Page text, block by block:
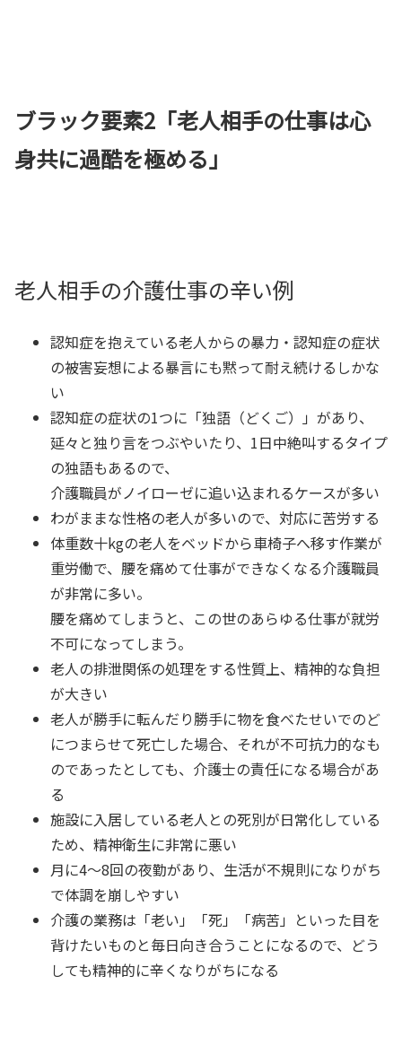
ブラック要素2「老人相手の仕事は心
身共に過酷を極める」
老人相手の介護仕事の辛い例
認知症を抱えている老人からの暴力・認知症の症状
の被害妄想による暴言にも黙って耐え続けるしかな
い
認知症の症状の1つに「独語（どくご）」があり、
延々と独り言をつぶやいたり、1日中絶叫するタイプ
の独語もあるので、
介護職員がノイローゼに追い込まれるケースが多い
わがままな性格の老人が多いので、対応に苦労する
体重数十kgの老人をベッドから車椅子へ移す作業が
重労働で、腰を痛めて仕事ができなくなる介護職員
が非常に多い。
腰を痛めてしまうと、この世のあらゆる仕事が就労
不可になってしまう。
老人の排泄関係の処理をする性質上、精神的な負担
が大きい
老人が勝手に転んだり勝手に物を食べたせいでのど
につまらせて死亡した場合、それが不可抗力的なも
のであったとしても、介護士の責任になる場合があ
る
施設に入居している老人との死別が日常化している
ため、精神衛生に非常に悪い
月に4～8回の夜勤があり、生活が不規則になりがち
で体調を崩しやすい
介護の業務は「老い」「死」「病苦」といった目を
背けたいものと毎日向き合うことになるので、どう
しても精神的に辛くなりがちになる